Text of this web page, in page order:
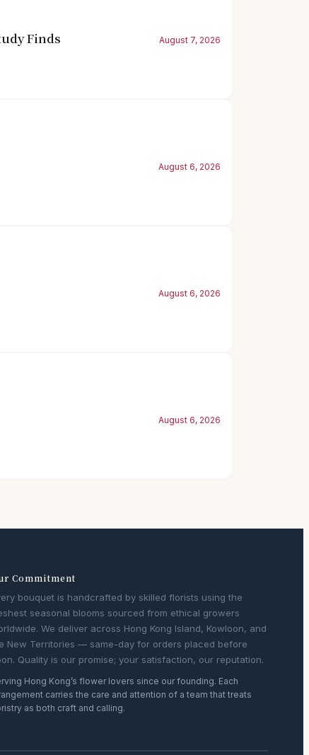
Finds August 7, 2026
August 6, 2026
August 6, 2026
August 6, 2026
Commitment
bouquet is handcrafted by skilled florists using the
seasonal blooms sourced from ethical growers
We deliver across Hong Kong Island, Kowloon, and
New Territories — same-day for orders placed before
Quality is our promise; your satisfaction, our reputation.
Hong Kong’s flower lovers since our founding. Each
carries the care and attention of a team that treats
as both craft and calling.